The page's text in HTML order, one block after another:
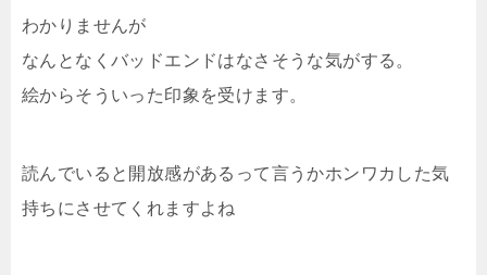
わかりませんが
なんとなくバッドエンドはなさそうな気がする。
絵からそういった印象を受けます。
読んでいると開放感があるって言うかホンワカした気
持ちにさせてくれますよね